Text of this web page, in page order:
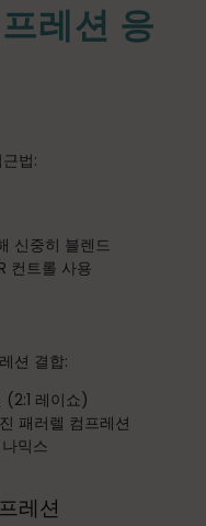
레션 응
법:
신중히 블렌드
컨트롤 사용
션 결합:
(2:1 레이쇼)
패러렐 컴프레션
믹스
레션